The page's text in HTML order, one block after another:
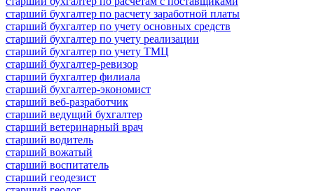
старший бухгалтер по расчету заработной платы
старший бухгалтер по учету основных средств
старший бухгалтер по учету реализации
старший бухгалтер по учету ТМЦ
старший бухгалтер-ревизор
старший бухгалтер филиала
старший бухгалтер-экономист
старший веб-разработчик
старший ведущий бухгалтер
старший ветеринарный врач
старший водитель
старший вожатый
старший воспитатель
старший геодезист